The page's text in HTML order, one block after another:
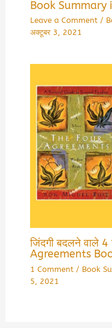
Book Summary
Leave a Comment /
अक्टूबर 3, 2021
जिंदगी बदलने वाले
Agreements
1 Comment / Book
5, 2021